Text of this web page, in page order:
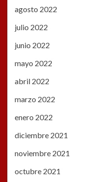
agosto 2022
julio 2022
junio 2022
mayo 2022
abril 2022
marzo 2022
enero 2022
diciembre 2021
noviembre 2021
octubre 2021